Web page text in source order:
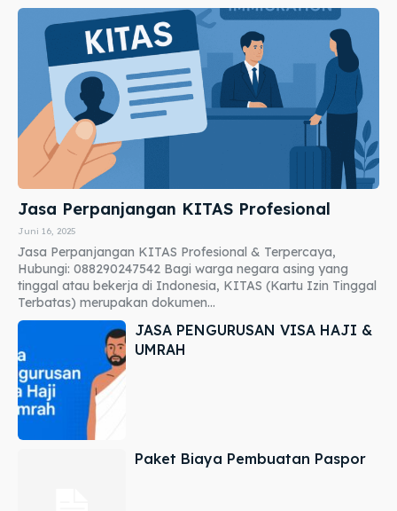
Jasa Perpanjangan KITAS Profesional
Juni 16, 2025
Jasa Perpanjangan KITAS Profesional & Terpercaya,
Hubungi: 088290247542 Bagi warga negara asing yang
tinggal atau bekerja di Indonesia, KITAS (Kartu Izin Tinggal
Terbatas) merupakan dokumen...
JASA PENGURUSAN VISA HAJI &
UMRAH
Paket Biaya Pembuatan Paspor